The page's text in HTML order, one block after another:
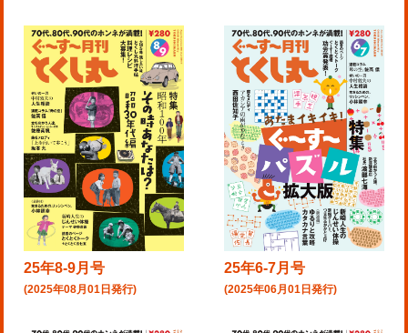
25年8-9月号
(2025年08月01日発行)
25年6-7月号
(2025年06月01日発行)